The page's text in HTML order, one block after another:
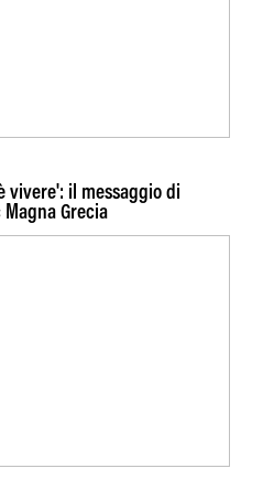
vivere': il messaggio di
Grecia